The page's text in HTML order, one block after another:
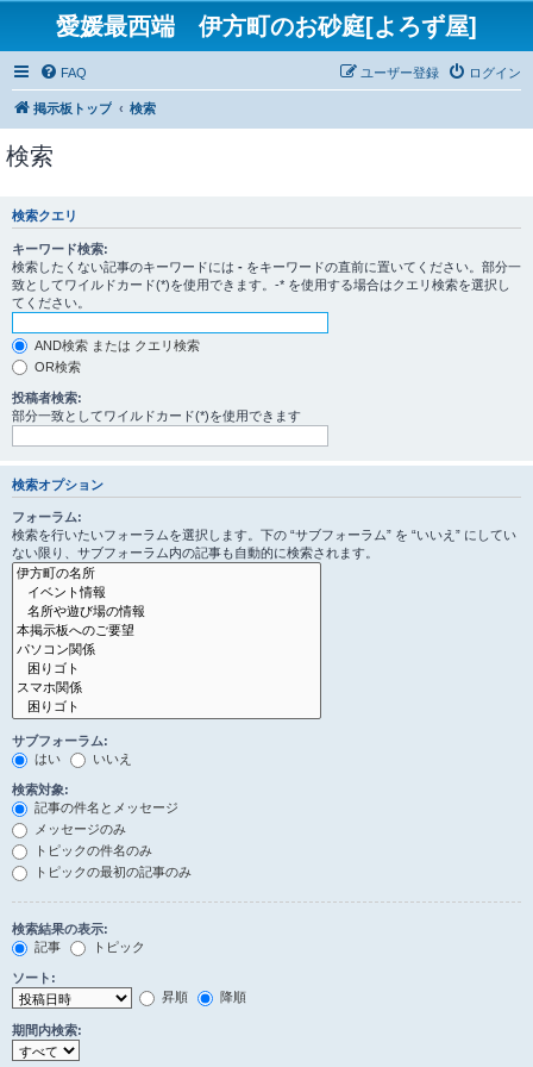
愛媛最西端 伊方町のお砂庭[よろず屋]
FAQ ログイン
ユーザー登録
掲示板トップ 検索
検索
検索クエリ
キーワード検索:
検索したくない記事のキーワードには - をキーワードの直前に置いてください。部分一
致としてワイルドカード(*)を使用できます。-* を使用する場合はクエリ検索を選択し
てください。
AND検索 または クエリ検索
OR検索
投稿者検索:
部分一致としてワイルドカード(*)を使用できます
検索オプション
フォーラム:
検索を行いたいフォーラムを選択します。下の “サブフォーラム” を “いいえ” にしてい
ない限り、サブフォーラム内の記事も自動的に検索されます。
サブフォーラム:
はい
いいえ
検索対象:
記事の件名とメッセージ
メッセージのみ
トピックの件名のみ
トピックの最初の記事のみ
検索結果の表示:
記事
トピック
ソート:
昇順
降順
期間内検索: